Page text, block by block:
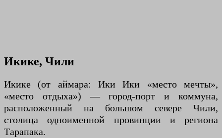
Икике, Чили
Икике (от аймара: Ики Ики «место мечты»,
«место отдыха») — город-порт и коммуна,
расположенный на большом севере Чили,
столица одноименной провинции и региона
Тарапака.